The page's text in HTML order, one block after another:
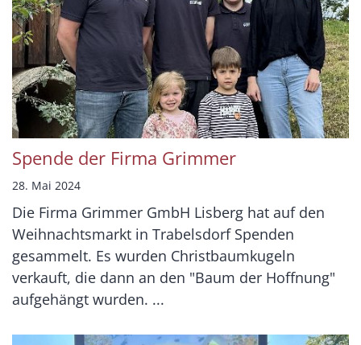
Spende der Firma Grimmer
28. Mai 2024
Die Firma Grimmer GmbH Lisberg hat auf den
Weihnachtsmarkt in Trabelsdorf Spenden
gesammelt. Es wurden Christbaumkugeln
verkauft, die dann an den "Baum der Hoffnung"
aufgehängt wurden. ...